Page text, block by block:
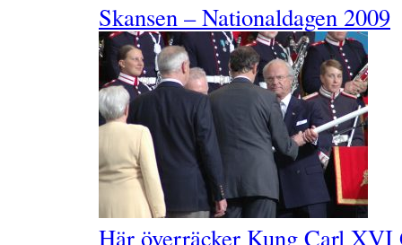
Skansen – Nationaldagen 2009
Här överräcker Kung Carl XVI